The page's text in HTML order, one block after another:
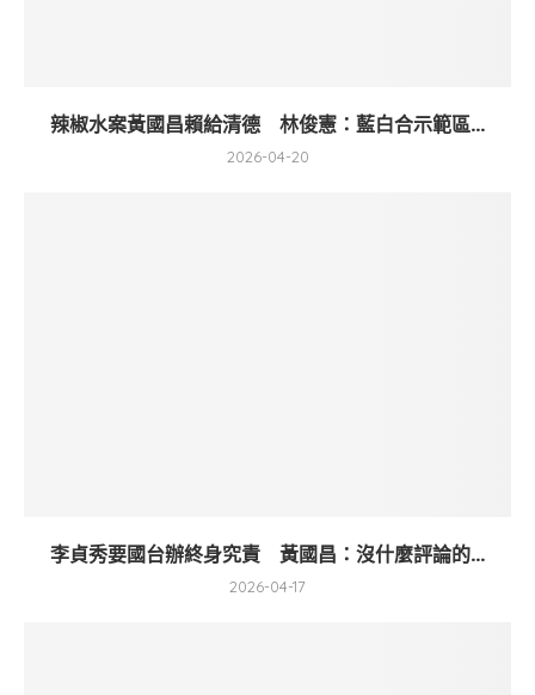
辣椒水案黃國昌賴給清德 林俊憲：藍白合示範區...
2026-04-20
李貞秀要國台辦終身究責 黃國昌：沒什麼評論的...
2026-04-17